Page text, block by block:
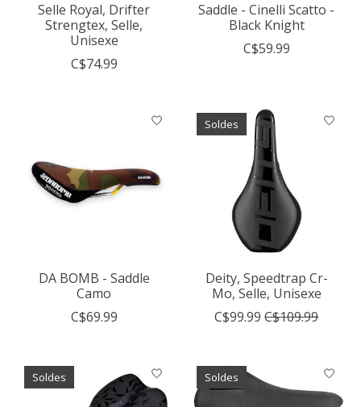
Selle Royal, Drifter
Strengtex, Selle,
Unisexe
C$74.99
Saddle - Cinelli Scatto -
Black Knight
C$59.99
DA BOMB - Saddle
Camo
C$69.99
Soldes
Deity, Speedtrap Cr-
Mo, Selle, Unisexe
C$99.99 C$109.99
Soldes Soldes